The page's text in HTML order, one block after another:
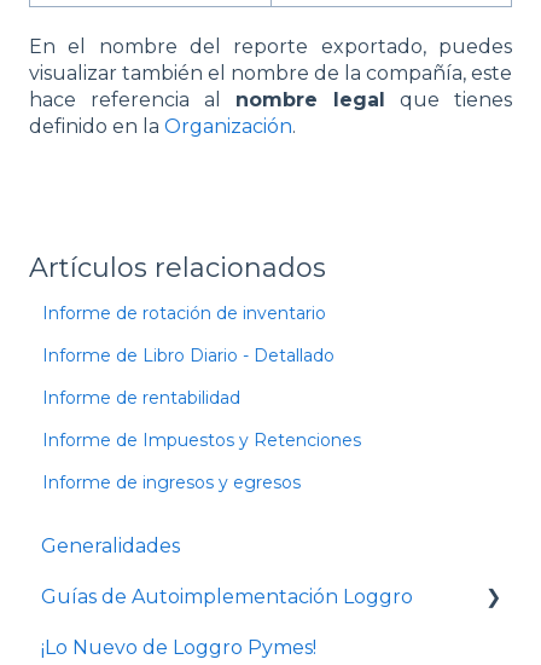
En el nombre del reporte exportado, puedes
visualizar también el nombre de la compañía, este
hace referencia al nombre legal
que tienes
definido en la Organización.
Artículos relacionados
Informe de rotación de inventario
Informe de Libro Diario - Detallado
Informe de rentabilidad
Informe de Impuestos y Retenciones
Informe de ingresos y egresos
Generalidades
Guías de Autoimplementación Loggro
Plan Facturación Electrónica
¡Lo Nuevo de Loggro Pymes!